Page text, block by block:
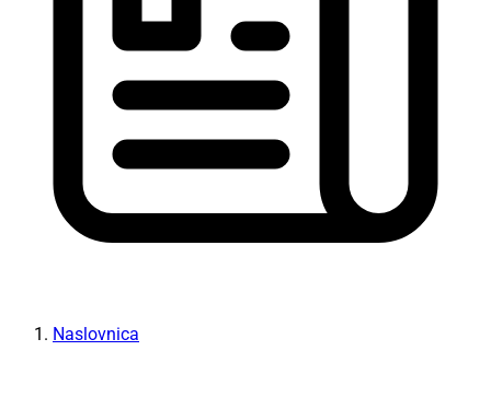
Naslovnica